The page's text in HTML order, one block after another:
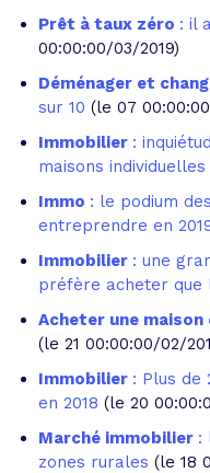
Prêt à taux zéro : il
00:00:00/03/2019)
Déménager et
sur 10 (le 07
Immobilier :
maisons individuelles
Immo : le podium
entreprendre en
Immobilier : une
préfère acheter que
Acheter une maison
(le 21 00:00:00/02/
Immobilier : Plus de
en 2018 (le 20
Marché immobilier :
zones rurales (le 18